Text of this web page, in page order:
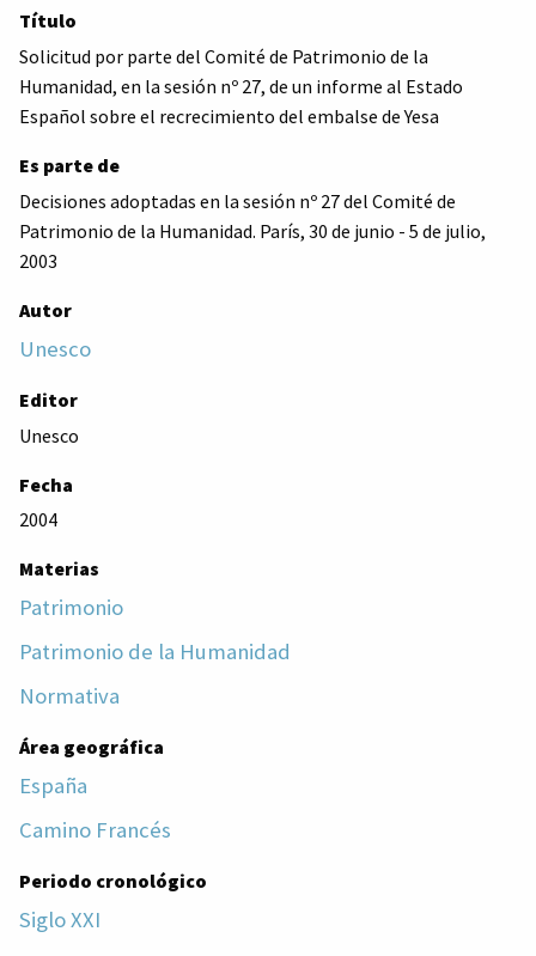
Título
Solicitud por parte del Comité de Patrimonio de la
Humanidad, en la sesión nº 27, de un informe al Estado
Español sobre el recrecimiento del embalse de Yesa
Es parte de
Decisiones adoptadas en la sesión nº 27 del Comité de
Patrimonio de la Humanidad. París, 30 de junio - 5 de julio,
2003
Autor
Unesco
Editor
Unesco
Fecha
2004
Materias
Patrimonio
Patrimonio de la Humanidad
Normativa
Área geográfica
España
Camino Francés
Periodo cronológico
Siglo XXI